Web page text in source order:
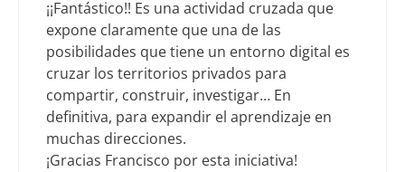
¡¡Fantástico!! Es una actividad cruzada que
expone claramente que una de las
posibilidades que tiene un entorno digital es
cruzar los territorios privados para
compartir, construir, investigar… En
definitiva, para expandir el aprendizaje en
muchas direcciones.
¡Gracias Francisco por esta iniciativa!